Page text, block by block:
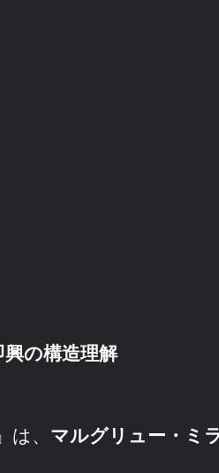
の構造理解
、 マルグリュー・ミ